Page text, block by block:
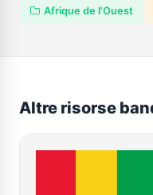
Afrique de l'Ouest
Altre risorse